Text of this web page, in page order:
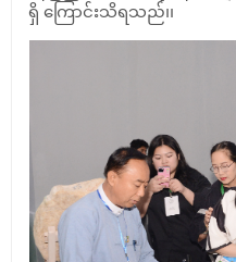
ရှိ ကြောင်းသိရသည်၊၊